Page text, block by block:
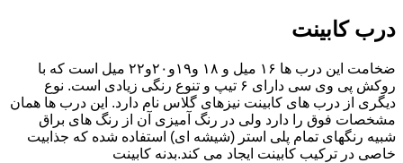
درب کابینت
ضخامت این درب ها ۱۶ میل و ۱۸ و١٩و٢٠و٢٢ میل است که با
روکش پی وی سی دارای ۶ تیپ و تنوع رنگی زیادی است. نوع
دیگری از درب های کابینت نیزهای گلاس نام دارد. این درب ها همان
مشخصات فوق را دارد ولی در رنگ آمیزی آن از رنگ های براق
شبیه رنگهای تمام پلی استر (شیشه ای) استفاده شده که جذابیت
خاصی در ترکیب کابینت ایجاد می کند.بدنه کابینت